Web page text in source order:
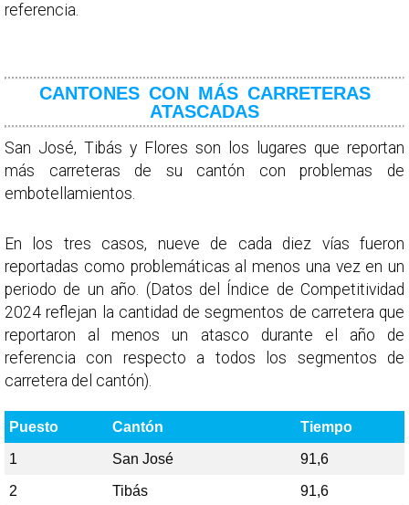
referencia.
CANTONES CON MÁS CARRETERAS
ATASCADAS
San José, Tibás y Flores son los lugares que reportan
más carreteras de su cantón con problemas de
embotellamientos.
En los tres casos, nueve de cada diez vías fueron
reportadas como problemáticas al menos una vez en un
periodo de un año. (Datos del Índice de Competitividad
2024 reflejan la cantidad de segmentos de carretera que
reportaron al menos un atasco durante el año de
referencia con respecto a todos los segmentos de
carretera del cantón).
Puesto Cantón Tiempo
1 San José 91,6
2 Tibás 91,6